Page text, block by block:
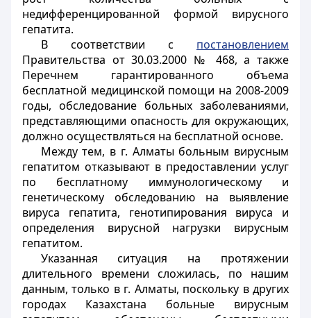
недифференцированной формой вирусного
гепатита.
В соответствии с постановлением
Правительства от 30.03.2000 № 468, а также
Перечнем гарантированного объема
бесплатной медицинской помощи на 2008-2009
годы, обследование больных заболеваниями,
представляющими опасность для окружающих,
должно осуществляться на бесплатной основе.
Между тем, в г. Алматы больным вирусным
гепатитом отказывают в предоставлении услуг
по бесплатному иммунологическому и
генетическому обследованию на выявление
вируса гепатита, генотипирования вируса и
определения вирусной нагрузки вирусным
гепатитом.
Указанная ситуация на протяжении
длительного времени сложилась, по нашим
данным, только в г. Алматы, поскольку в других
городах Казахстана больные вирусным